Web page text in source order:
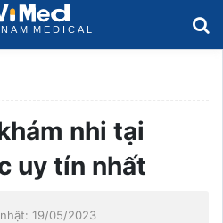
nhi tại
uy tín nhất
19/05/2023